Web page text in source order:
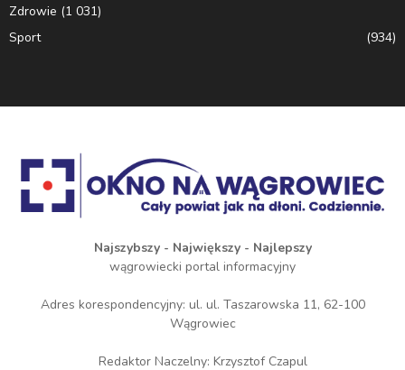
Zdrowie (1 031)
Sport
(934)
Najszybszy - Największy - Najlepszy
wągrowiecki portal informacyjny
Adres korespondencyjny: ul. ul. Taszarowska 11, 62-100
Wągrowiec
Redaktor Naczelny: Krzysztof Czapul